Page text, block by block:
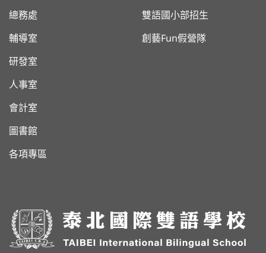
總務處
輔導室
研發室
人事室
會計室
圖書館
各項專區
雙語國小部招生
創藝Fun假營隊